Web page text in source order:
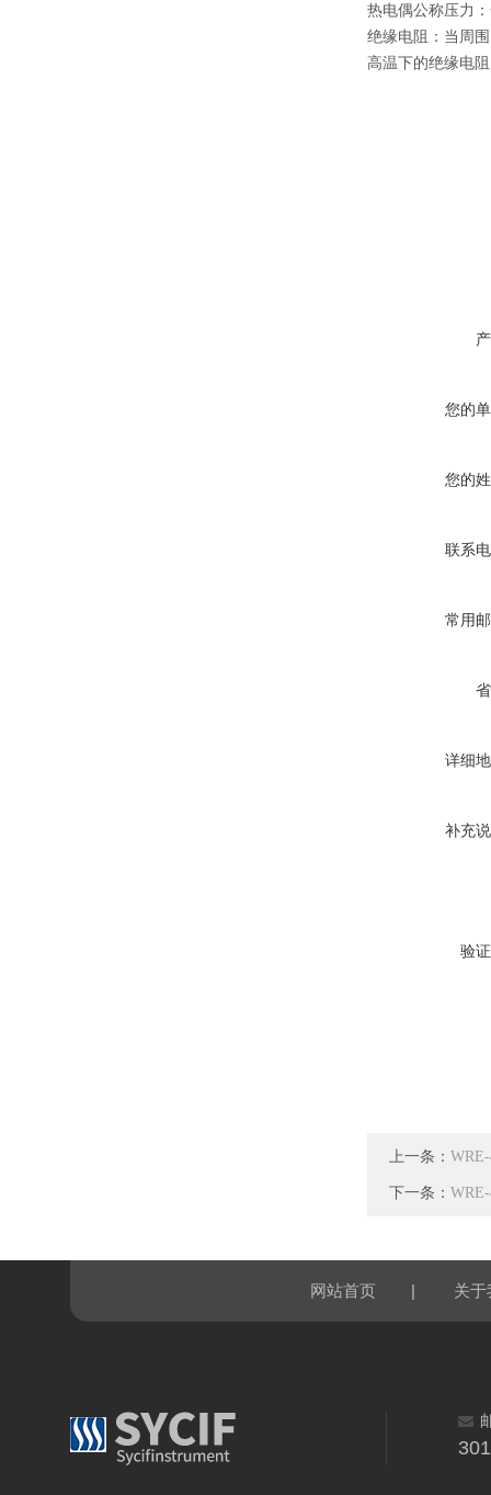
热电偶公称压力
绝缘电阻：当周
高温下的绝缘电
您的
您的
联系
常用
详细
补充
验
上一条：
下一条：
网站首页 | 关于